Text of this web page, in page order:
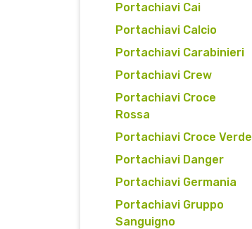
Portachiavi Cai
Portachiavi Calcio
Portachiavi Carabinieri
Portachiavi Crew
Portachiavi Croce
Rossa
Portachiavi Croce Verde
Portachiavi Danger
Portachiavi Germania
Portachiavi Gruppo
Sanguigno